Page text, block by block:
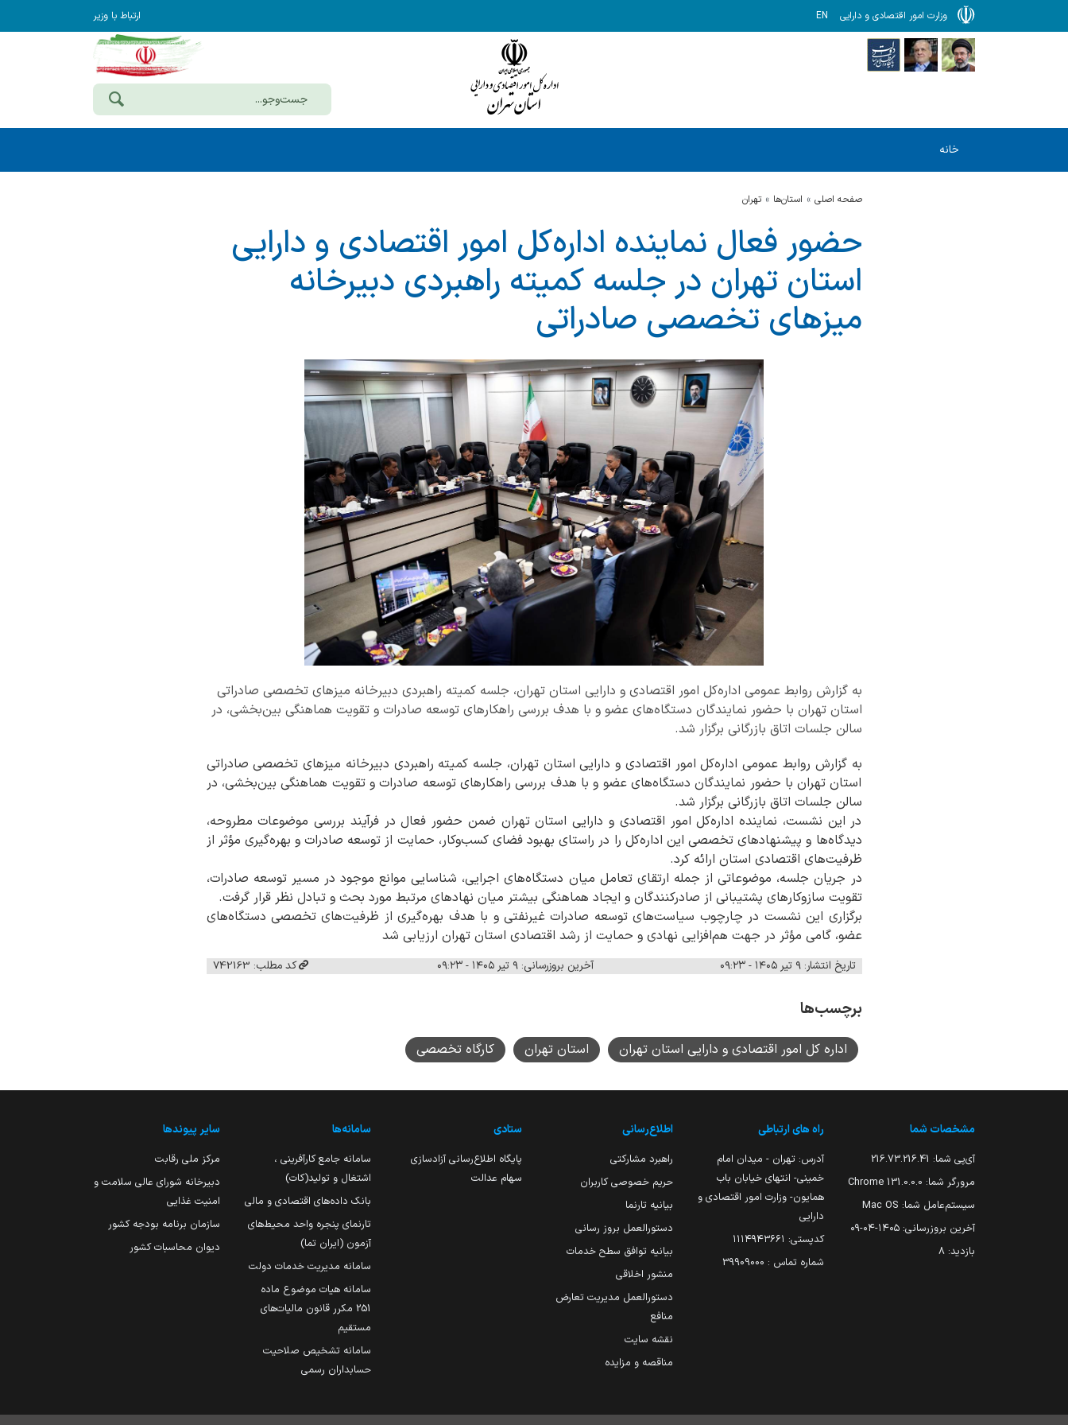
وزارت امور اقتصادی و دارایی EN ارتباط با وزیر
خانه
صفحه اصلی استان‌ها تهران
حضور فعال نماینده اداره‌کل امور اقتصادی و دارایی
استان تهران در جلسه کمیته راهبردی دبیرخانه
میزهای تخصصی صادراتی
به گزارش روابط عمومی اداره‌کل امور اقتصادی و دارایی استان تهران، جلسه کمیته راهبردی دبیرخانه میزهای تخصصی صادراتی
استان تهران با حضور نمایندگان دستگاه‌های عضو و با هدف بررسی راهکارهای توسعه صادرات و تقویت هماهنگی بین‌بخشی، در
سالن جلسات اتاق بازرگانی برگزار شد.
به گزارش روابط عمومی اداره‌کل امور اقتصادی و دارایی استان تهران، جلسه کمیته راهبردی دبیرخانه میزهای تخصصی صادراتی
استان تهران با حضور نمایندگان دستگاه‌های عضو و با هدف بررسی راهکارهای توسعه صادرات و تقویت هماهنگی بین‌بخشی، در
سالن جلسات اتاق بازرگانی برگزار شد.
در این نشست، نماینده اداره‌کل امور اقتصادی و دارایی استان تهران ضمن حضور فعال در فرآیند بررسی موضوعات مطروحه،
دیدگاه‌ها و پیشنهادهای تخصصی این اداره‌کل را در راستای بهبود فضای کسب‌وکار، حمایت از توسعه صادرات و بهره‌گیری مؤثر از
ظرفیت‌های اقتصادی استان ارائه کرد.
در جریان جلسه، موضوعاتی از جمله ارتقای تعامل میان دستگاه‌های اجرایی، شناسایی موانع موجود در مسیر توسعه صادرات،
تقویت سازوکارهای پشتیبانی از صادرکنندگان و ایجاد هماهنگی بیشتر میان نهادهای مرتبط مورد بحث و تبادل نظر قرار گرفت.
برگزاری این نشست در چارچوب سیاست‌های توسعه صادرات غیرنفتی و با هدف بهره‌گیری از ظرفیت‌های تخصصی دستگاه‌های
عضو، گامی مؤثر در جهت هم‌افزایی نهادی و حمایت از رشد اقتصادی استان تهران ارزیابی شد
تاریخ انتشار: ۹ تیر ۱۴۰۵ - ۰۹:۲۳ آخرین بروزرسانی: ۹ تیر ۱۴۰۵ - ۰۹:۲۳ کد مطلب: 742163
برچسب‌ها
اداره کل امور اقتصادی و دارایی استان تهران استان تهران کارگاه تخصصی
مشخصات شما
آی‌پی شما: 216.73.216.41
مرورگر شما: 131.0.0.0 Chrome
سیستم‌عامل شما: Mac OS
آخرین بروزرسانی: ۱۴۰۵-۰۴-۰۹
بازدید: 8
راه های ارتباطی
آدرس: تهران - میدان امام
خمینی- انتهای خیابان باب
همایون- وزارت امور اقتصادی و
دارایی
کدپستی: ۱۱۱۴۹۴۳۶۶۱
شماره تماس : 39909000
اطلاع‌رسانی
راهبرد مشارکتی
حریم خصوصی کاربران
بیانیه تارنما
دستورالعمل بروز رسانی
بیانیه توافق سطح خدمات
منشور اخلاقی
دستورالعمل مدیریت تعارض
منافع
نقشه سایت
مناقصه و مزایده
ستادی
پایگاه اطلاع‌رسانی آزادسازی
سهام عدالت
سامانه‌ها
سامانه جامع کارآفرینی ،
اشتغال و تولید(کات)
بانک داده‌های اقتصادی و مالی
تارنمای پنجره واحد محیط‌های
آزمون (ایران تما)
سامانه مدیریت خدمات دولت
سامانه هیات موضوع ماده
251 مکرر قانون مالیات‌های
مستقیم
سامانه تشخیص صلاحیت
حسابداران رسمی
سایر پیوندها
مرکز ملی رقابت
دبیرخانه شورای عالی سلامت و
امنیت غذایی
سازمان برنامه بودجه کشور
دیوان محاسبات کشور